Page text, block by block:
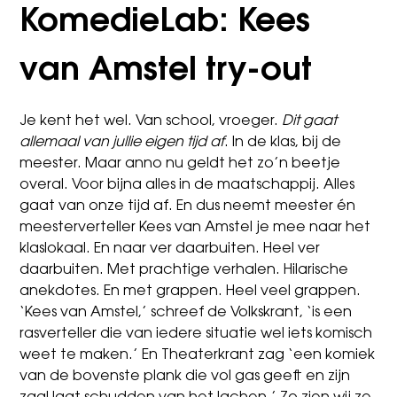
KomedieLab: Kees
van Amstel try-out
Je kent het wel. Van school, vroeger. Dit gaat
allemaal van jullie eigen tijd af. In de klas, bij de
meester. Maar anno nu geldt het zo’n beetje
overal. Voor bijna alles in de maatschappij. Alles
gaat van onze tijd af. En dus neemt meester én
meesterverteller Kees van Amstel je mee naar het
klaslokaal. En naar ver daarbuiten. Heel ver
daarbuiten. Met prachtige verhalen. Hilarische
anekdotes. En met grappen. Heel veel grappen.
‘Kees van Amstel,’ schreef de Volkskrant, ‘is een
rasverteller die van iedere situatie wel iets komisch
weet te maken.’ En Theaterkrant zag ‘een komiek
van de bovenste plank die vol gas geeft en zijn